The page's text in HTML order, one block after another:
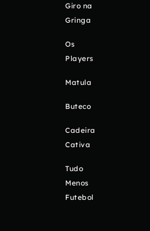
Giro na
Gringa
Os
Players
Matula
Buteco
Cadeira
Cativa
Tudo
Menos
Futebol